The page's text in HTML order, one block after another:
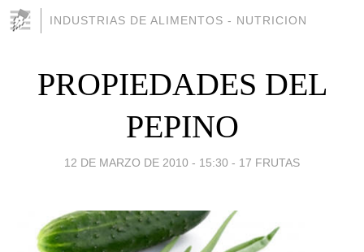
INDUSTRIAS DE ALIMENTOS - NUTRICION
PROPIEDADES DEL
PEPINO
12 DE MARZO DE 2010 - 15:30 - 17 FRUTAS